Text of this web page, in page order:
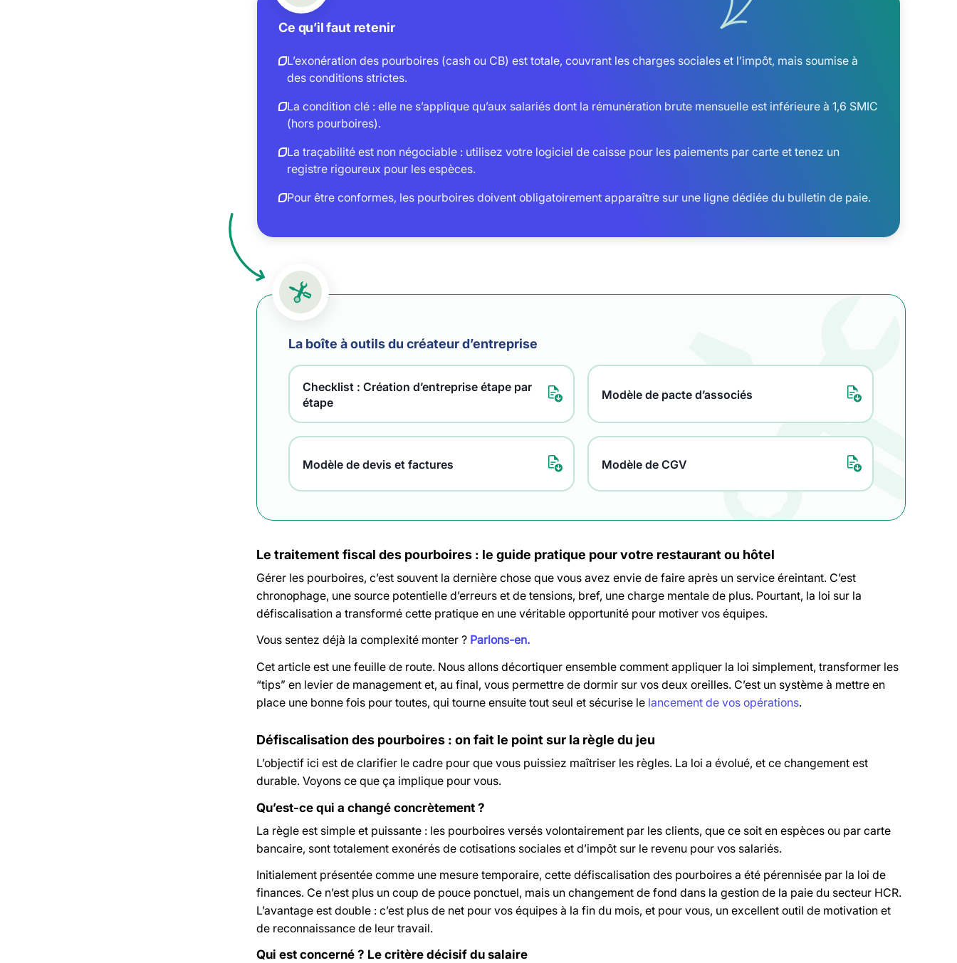
Ce qu’il faut retenir
L’exonération des pourboires (cash ou CB) est totale, couvrant les charges sociales et l’impôt, mais soumise à
des conditions strictes.
La condition clé : elle ne s’applique qu’aux salariés dont la rémunération brute mensuelle est inférieure à 1,6 SMIC
(hors pourboires).
La traçabilité est non négociable : utilisez votre logiciel de caisse pour les paiements par carte et tenez un
registre rigoureux pour les espèces.
Pour être conformes, les pourboires doivent obligatoirement apparaître sur une ligne dédiée du bulletin de paie.
La boîte à outils du créateur d’entreprise
Checklist : Création d’entreprise étape par
étape
Modèle de pacte d’associés
Modèle de devis et factures Modèle de CGV
Le traitement fiscal des pourboires : le guide pratique pour votre restaurant ou hôtel
Gérer les pourboires, c’est souvent la dernière chose que vous avez envie de faire après un service éreintant. C’est
chronophage, une source potentielle d’erreurs et de tensions, bref, une charge mentale de plus. Pourtant, la loi sur la
défiscalisation a transformé cette pratique en une véritable opportunité pour motiver vos équipes.
Vous sentez déjà la complexité monter ? Parlons-en.
Cet article est une feuille de route. Nous allons décortiquer ensemble comment appliquer la loi simplement, transformer les
“tips” en levier de management et, au final, vous permettre de dormir sur vos deux oreilles. C’est un système à mettre en
place une bonne fois pour toutes, qui tourne ensuite tout seul et sécurise le lancement de vos opérations.
Défiscalisation des pourboires : on fait le point sur la règle du jeu
L’objectif ici est de clarifier le cadre pour que vous puissiez maîtriser les règles. La loi a évolué, et ce changement est
durable. Voyons ce que ça implique pour vous.
Qu’est-ce qui a changé concrètement ?
La règle est simple et puissante : les pourboires versés volontairement par les clients, que ce soit en espèces ou par carte
bancaire, sont totalement exonérés de cotisations sociales et d’impôt sur le revenu pour vos salariés.
Initialement présentée comme une mesure temporaire, cette défiscalisation des pourboires a été pérennisée par la loi de
finances. Ce n’est plus un coup de pouce ponctuel, mais un changement de fond dans la gestion de la paie du secteur HCR.
L’avantage est double : c’est plus de net pour vos équipes à la fin du mois, et pour vous, un excellent outil de motivation et
de reconnaissance de leur travail.
Qui est concerné ? Le critère décisif du salaire